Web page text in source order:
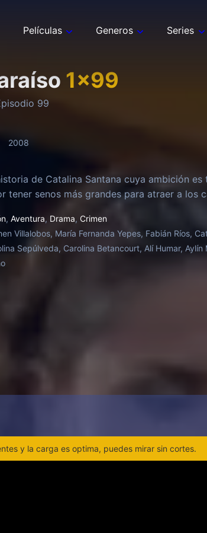
Películas Generos Series
1x99
99
2008
de Catalina Santana cuya ambición
tener senos más grandes para atraer a
, Aventura, Drama, Crimen
Villalobos, María Fernanda Yepes, Fabián Ríos,
Sepúlveda, Carolina Betancourt, Alí Humar,
y la carga es optima, puedes mirar sin cortes.